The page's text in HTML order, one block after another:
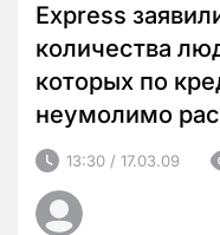
Express
количества
которых по
неумолимо
13:30 / 17.03.09